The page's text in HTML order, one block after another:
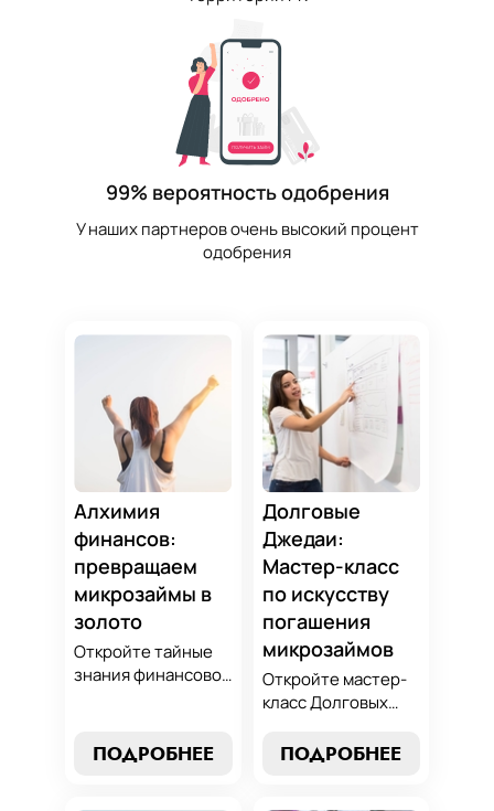
99% вероятность одобрения
У наших партнеров очень высокий процент
одобрения
Алхимия
финансов:
превращаем
микрозаймы в
золото
Откройте тайные
знания финансовой
превращать
обязательства по
ПОДРОБНЕЕ
Долговые
Джедаи:
Мастер-класс
по искусству
погашения
микрозаймов
Откройте мастер-
класс Долговых
погашению
ПОДРОБНЕЕ